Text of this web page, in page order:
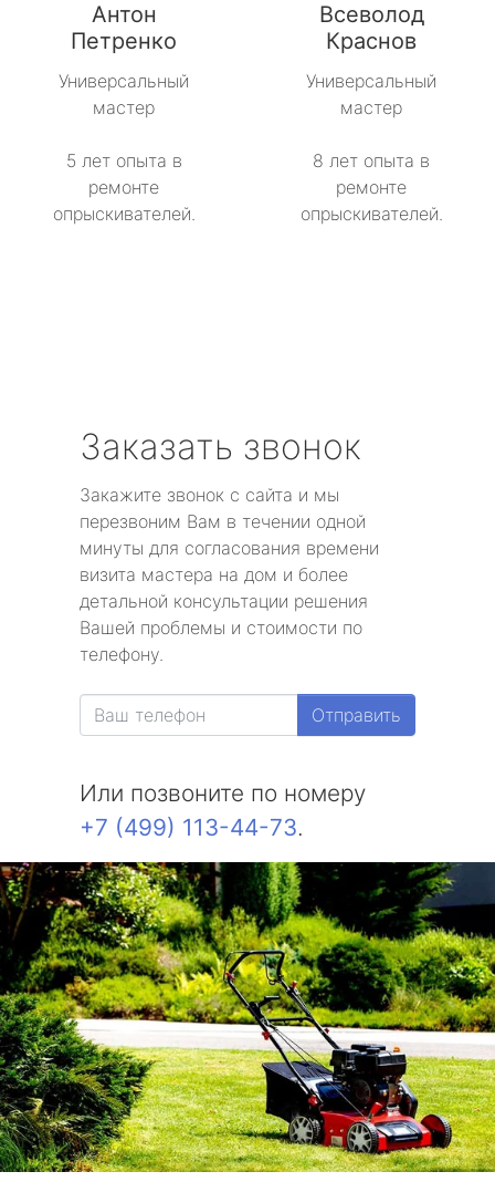
Антон
Петренко
Универсальный
мастер
5 лет опыта в
ремонте
опрыскивателей.
Всеволод
Краснов
Универсальный
мастер
8 лет опыта в
ремонте
опрыскивателей.
Заказать звонок
Закажите звонок с сайта и мы
перезвоним Вам в течении одной
минуты для согласования времени
визита мастера на дом и более
детальной консультации решения
Вашей проблемы и стоимости по
телефону.
Отправить
Или позвоните по номеру
+7 (499) 113-44-73.